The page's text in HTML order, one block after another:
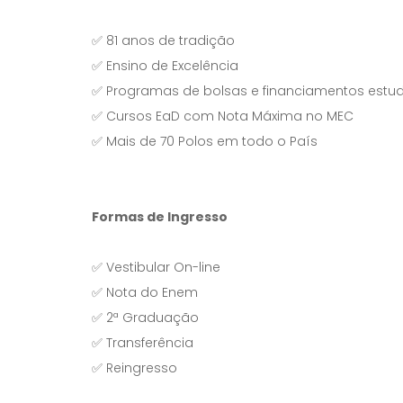
✅ 81 anos de tradição
✅ Ensino de Excelência
✅ Programas de bolsas e financiamentos
✅ Cursos EaD com Nota Máxima no MEC
✅ Mais de 70 Polos em todo o País
Formas de Ingresso
✅ Vestibular On-line
✅ Nota do Enem
✅ 2ª Graduação
✅ Transferência
✅ Reingresso